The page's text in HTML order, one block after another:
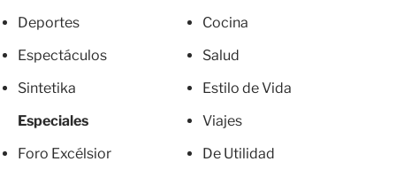
Deportes
Espectáculos
Sintetika
Especiales
Foro Excélsior
Cocina
Salud
Estilo de Vida
Viajes
De Utilidad